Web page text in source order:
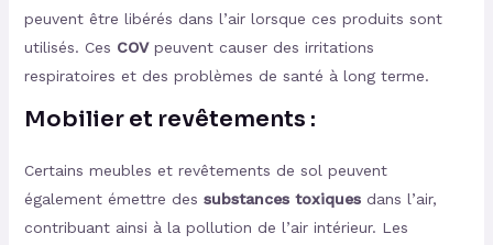
peuvent être libérés dans l’air lorsque ces produits sont
utilisés. Ces COVpeuvent causer des irritations
respiratoires et des problèmes de santé à long terme.
Mobilier et revêtements :
Certains meubles et revêtements de sol peuvent
également émettre des substances toxiquesdans l’air,
contribuant ainsi à la pollution de l’air intérieur. Les